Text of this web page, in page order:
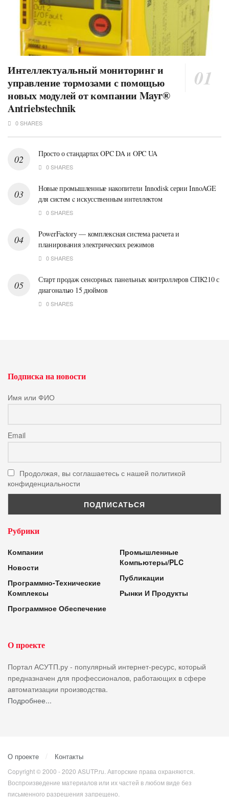
Интеллектуальный мониторинг и
управление тормозами с помощью
новых модулей от компании Mayr®
Antriebstechnik
0 SHARES
Просто о стандартах OPC DA и OPC UA
0 SHARES
Новые промышленные накопители Innodisk серии InnoAGE
для систем c искусственным интеллектом
0 SHARES
PowerFactory — комплексная система расчета и
планирования электрических режимов
0 SHARES
Старт продаж сенсорных панельных контроллеров СПК210 с
диагональю 15 дюймов
0 SHARES
Подписка на новости
Имя или ФИО
Email
Продолжая, вы соглашаетесь с нашей политикой
конфиденциальности
Рубрики
Компании
Новости
Программно-Технические
Комплексы
Программное Обеспечение
Промышленные
Компьютеры/PLC
Публикации
Рынки И Продукты
О проекте
Портал АСУТП.ру - популярный интернет-ресурс, который
предназначен для профессионалов, работающих в сфере
автоматизации производства.
Подробнее...
О проекте Контакты
Copyright © 2000 - 2020 ASUTP.ru. Авторские права охраняются.
Воспроизведение материалов или их частей в любом виде без
письменного разрешения запрещено.